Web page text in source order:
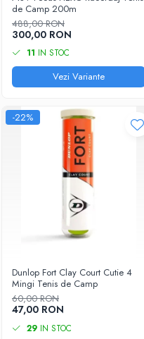
Babolat
Fete
Babolat
Baieti
Nike
Adidas
Accesorii Imbracaminte
Under Armour
de Camp 200m
488,00 RON
300,00 RON
11 IN STOC
Vezi Variante
-22%
Dunlop Fort Clay Court Cutie 4
Mingi Tenis de Camp
60,00 RON
47,00 RON
29 IN STOC